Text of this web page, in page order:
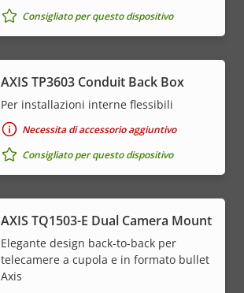
Consigliato per questo dispositivo
AXIS TP3603 Conduit Back Box
Per installazioni interne flessibili
Necessita di accessorio aggiuntivo
Consigliato per questo dispositivo
AXIS TQ1503-E Dual Camera Mount
Elegante design back-to-back per
telecamere a cupola e in formato bullet
Axis